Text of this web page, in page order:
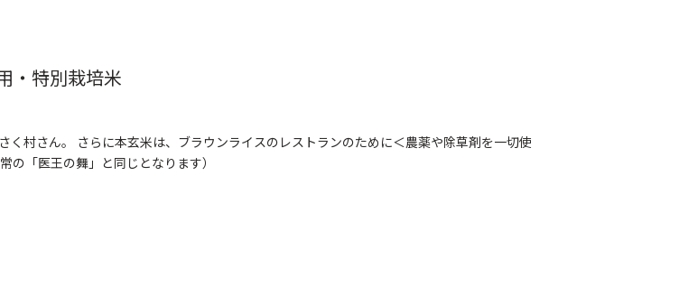
・特別栽培米
村さん。 さらに本玄米は、ブラウンライスのレストランのために＜農薬や除草剤を一切使
「医王の舞」と同じとなります）